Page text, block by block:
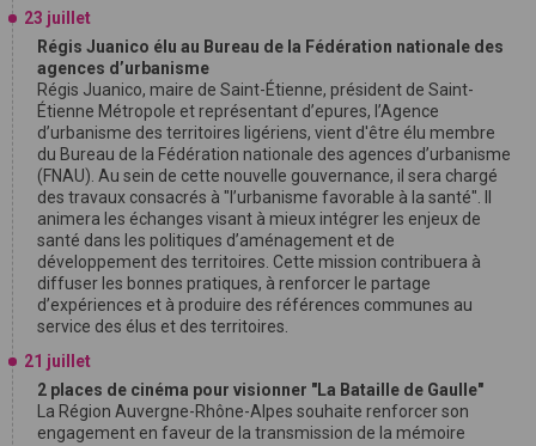
23 juillet
Régis Juanico élu au Bureau de la Fédération nationale des
agences d’urbanisme
Régis Juanico, maire de Saint-Étienne, président de Saint-
Étienne Métropole et représentant d’epures, l’Agence
d’urbanisme des territoires ligériens, vient d'être élu membre
du Bureau de la Fédération nationale des agences d’urbanisme
(FNAU). Au sein de cette nouvelle gouvernance, il sera chargé
des travaux consacrés à "l’urbanisme favorable à la santé". Il
animera les échanges visant à mieux intégrer les enjeux de
santé dans les politiques d’aménagement et de
développement des territoires. Cette mission contribuera à
diffuser les bonnes pratiques, à renforcer le partage
d’expériences et à produire des références communes au
service des élus et des territoires.
21 juillet
2 places de cinéma pour visionner "La Bataille de Gaulle"
La Région Auvergne-Rhône-Alpes souhaite renforcer son
engagement en faveur de la transmission de la mémoire